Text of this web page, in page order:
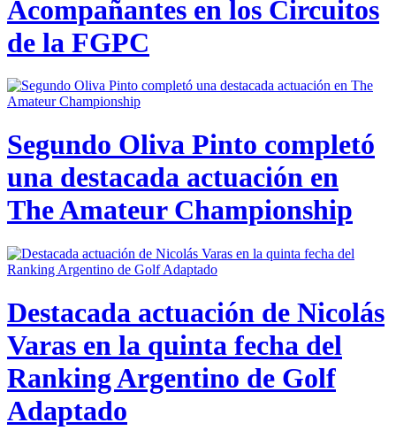
Acompañantes en los Circuitos
de la FGPC
Segundo Oliva Pinto completó
una destacada actuación en
The Amateur Championship
Destacada actuación de Nicolás
Varas en la quinta fecha del
Ranking Argentino de Golf
Adaptado